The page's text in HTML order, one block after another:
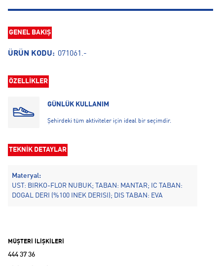
GENEL BAKIŞ
ÜRÜN KODU: 071061.-
ÖZELLİKLER
GÜNLÜK KULLANIM
Şehirdeki tüm aktiviteler için ideal bir seçimdir.
TEKNİK DETAYLAR
Materyal:
UST: BIRKO-FLOR NUBUK; TABAN: MANTAR; IC TABAN:
DOGAL DERI (%100 INEK DERISI); DIS TABAN: EVA
MÜŞTERİ İLİŞKİLERİ
444 37 36